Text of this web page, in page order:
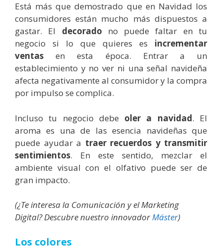
Está más que demostrado que en Navidad los
consumidores están mucho más dispuestos a
gastar. El decorado no puede faltar en tu
negocio si lo que quieres es incrementar
ventas en esta época. Entrar a un
establecimiento y no ver ni una señal navideña
afecta negativamente al consumidor y la compra
por impulso se complica.
Incluso tu negocio debe oler a navidad. El
aroma es una de las esencia navideñas que
puede ayudar a traer recuerdos y transmitir
sentimientos. En este sentido, mezclar el
ambiente visual con el olfativo puede ser de
gran impacto.
(¿Te interesa la Comunicación y el Marketing
Digital? Descubre nuestro innovadorMáster)
Los colores